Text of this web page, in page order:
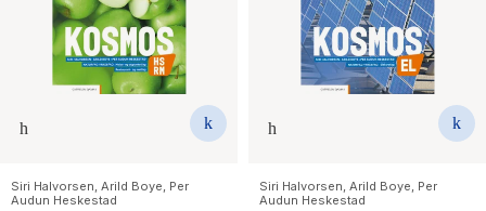
Siri Halvorsen, Arild Boye, Per
Audun Heskestad
Siri Halvorsen, Arild Boye, Per
Audun Heskestad